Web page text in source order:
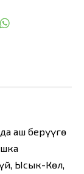
аш берүүгө
Ысык-Көл,